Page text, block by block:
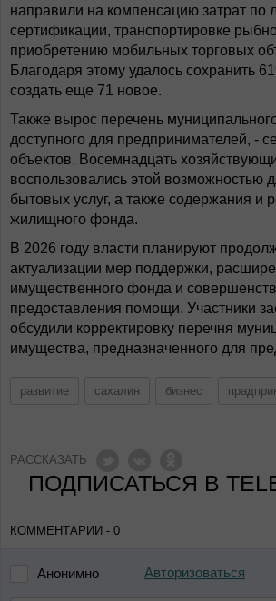
направили на компенсацию затрат по
сертификации, транспортировке
приобретению мобильных торговых
Благодаря этому удалось сохранить
создать еще 71 новое.
Также вырос перечень
доступного для предпринимателей, -
объектов. Восемнадцать
воспользовались этой возможностью
бытовых услуг, а также содержания и
жилищного фонда.
В 2026 году власти планируют
актуализации мер поддержки,
имущественного фонда и
предоставления помощи. Участники
обсудили корректировку перечня
имущества, предназначенного для
развитие сахалин бизнес
РАССКАЗАТЬ
ПОДПИСАТЬСЯ В
КОММЕНТАРИИ - 0
Анонимно Авторизоваться